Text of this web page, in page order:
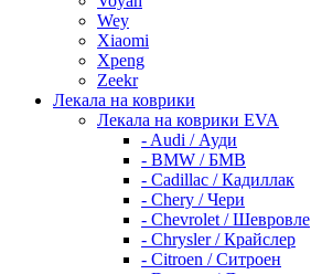
Wey
Xiaomi
Xpeng
Zeekr
Лекала на коврики
Лекала на коврики EVA
- Audi / Ауди
- BMW / БМВ
- Cadillac / Кадиллак
- Chery / Чери
- Chevrolet / Шевровле
- Chrysler / Крайслер
- Citroen / Ситроен